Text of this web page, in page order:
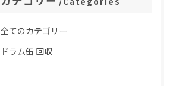
全てのカテゴリー
ドラム缶 回収